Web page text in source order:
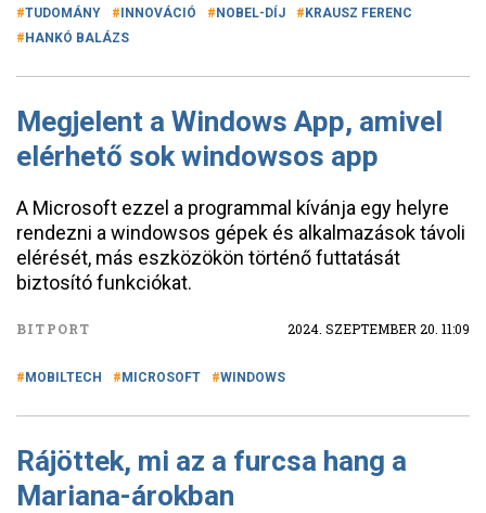
TUDOMÁNY INNOVÁCIÓ NOBEL-DÍJ
KRAUSZ FERENC
HANKÓ BALÁZS
Megjelent a Windows App, amivel
elérhető sok windowsos app
A Microsoft ezzel a programmal kívánja egy helyre
rendezni a windowsos gépek és alkalmazások távoli
elérését, más eszközökön történő futtatását
biztosító funkciókat.
BITPORT 2024. SZEPTEMBER 20. 11:09
MOBILTECH MICROSOFT WINDOWS
Rájöttek, mi az a furcsa hang a
Mariana-árokban